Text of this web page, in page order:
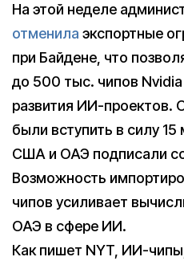
На этой неделе
отменила экспортные
при Байдене, что
до 500 тыс. чипов
развития ИИ-проектов.
были вступить в силу
США и ОАЭ подписали
Возможность
чипов усиливает
ОАЭ в сфере ИИ.
Как пишет NYT, ИИ-